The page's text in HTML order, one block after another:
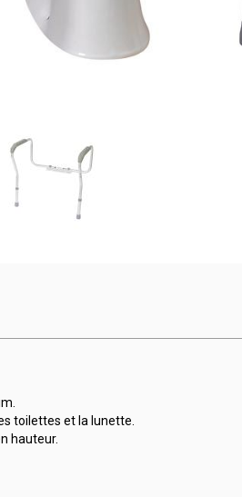
toilettes et la lunette.
hauteur.